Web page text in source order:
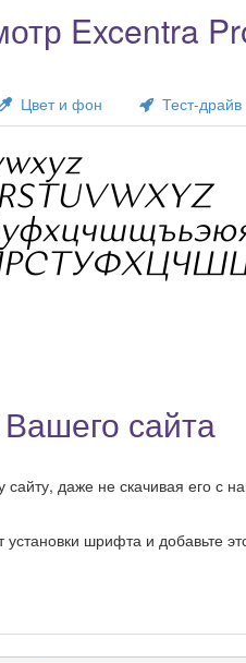
Excentra
Цвет и фон Тест-драйв
сайта
даже не скачивая его с
шрифта и добавьте